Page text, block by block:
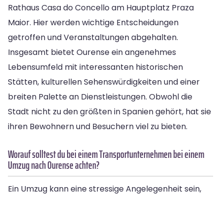
Rathaus Casa do Concello am Hauptplatz Praza
Maior. Hier werden wichtige Entscheidungen
getroffen und Veranstaltungen abgehalten.
Insgesamt bietet Ourense ein angenehmes
Lebensumfeld mit interessanten historischen
Stätten, kulturellen Sehenswürdigkeiten und einer
breiten Palette an Dienstleistungen. Obwohl die
Stadt nicht zu den größten in Spanien gehört, hat sie
ihren Bewohnern und Besuchern viel zu bieten.
Worauf solltest du bei einem Transportunternehmen bei einem
Umzug nach Ourense achten?
Ein Umzug kann eine stressige Angelegenheit sein,